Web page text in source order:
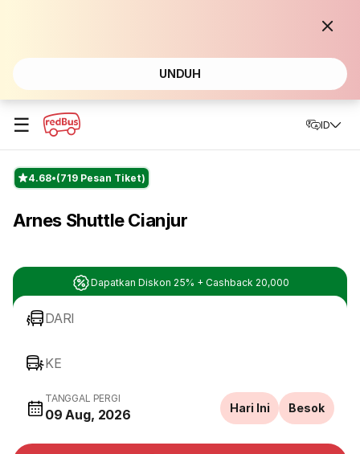
UNDUH
☰ ID
4.68 (719 Pesan Tiket)
Arnes Shuttle Cianjur
Dapatkan Diskon 25% + Cashback 20,000
DARI
KE
TANGGAL PERGI
09 Aug, 2026 Hari Ini Besok